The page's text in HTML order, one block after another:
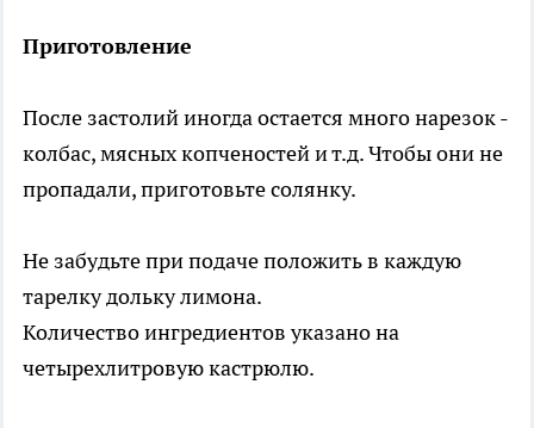
Приготовление
После застолий иногда остается много нарезок -
колбас, мясных копченостей и т.д. Чтобы они не
пропадали, приготовьте солянку.
Не забудьте при подаче положить в каждую
тарелку дольку лимона.
Количество ингредиентов указано на
четырехлитровую кастрюлю.